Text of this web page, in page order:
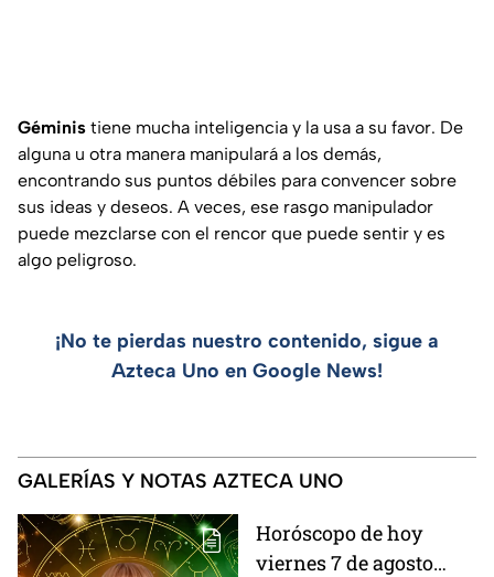
Géminis tiene mucha inteligencia y la usa a su favor. De
alguna u otra manera manipulará a los demás,
encontrando sus puntos débiles para convencer sobre
sus ideas y deseos. A veces, ese rasgo manipulador
puede mezclarse con el rencor que puede sentir y es
algo peligroso.
¡No te pierdas nuestro contenido, sigue a
Azteca Uno en Google News!
GALERÍAS Y NOTAS AZTECA UNO
Horóscopo de hoy
viernes 7 de agosto